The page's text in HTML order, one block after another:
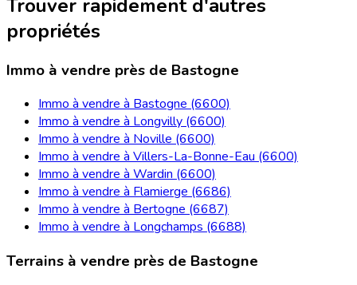
Trouver rapidement d'autres
propriétés
Immo à vendre près de Bastogne
Immo à vendre à Bastogne (6600)
Immo à vendre à Longvilly (6600)
Immo à vendre à Noville (6600)
Immo à vendre à Villers-La-Bonne-Eau (6600)
Immo à vendre à Wardin (6600)
Immo à vendre à Flamierge (6686)
Immo à vendre à Bertogne (6687)
Immo à vendre à Longchamps (6688)
Terrains à vendre près de Bastogne